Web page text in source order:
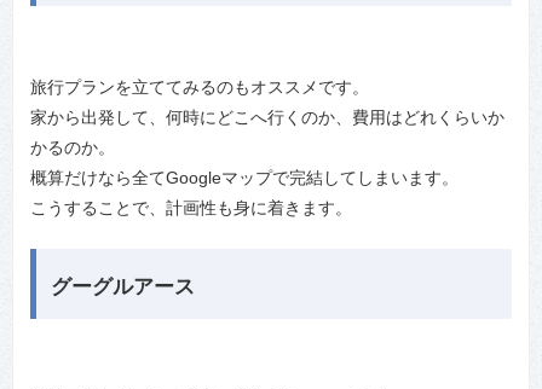
旅行プランを立ててみるのもオススメです。
家から出発して、何時にどこへ行くのか、費用はどれくらいか
かるのか。
概算だけなら全てGoogleマップで完結してしまいます。
こうすることで、計画性も身に着きます。
グーグルアース